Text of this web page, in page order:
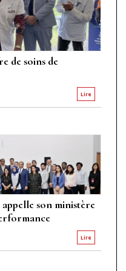
de soins de
Lire
son ministère
Lire